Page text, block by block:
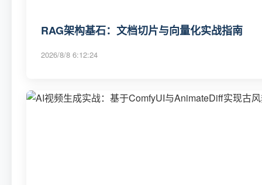
RAG架构基石：文档切片与向量化实战指南
2026/8/8 6:12:24